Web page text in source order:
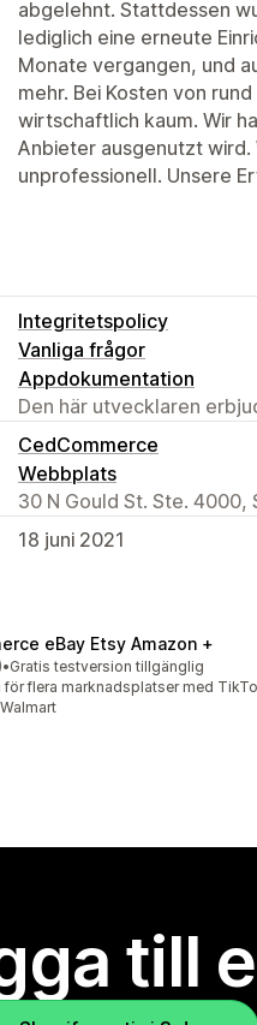
abgelehnt. Stattdessen
lediglich eine erneute
Monate vergangen, und
mehr. Bei Kosten von
wirtschaftlich kaum. Wir
Anbieter ausgenutzt
unprofessionell. Unsere
Integritetspolicy
Vanliga frågor
Appdokumentation
Den här utvecklaren
CedCommerce
Webbplats
30 N Gould St. Ste. 4000,
18 juni 2021
eBay Etsy Amazon +
totalt
•Gratis testversion tillgänglig
för flera marknadsplatser med
till